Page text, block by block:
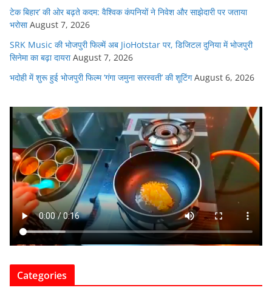
टेक बिहार’ की ओर बढ़ते कदम: वैश्विक कंपनियों ने निवेश और साझेदारी पर जताया
भरोसा August 7, 2026
SRK Music की भोजपुरी फिल्में अब JioHotstar पर, डिजिटल दुनिया में भोजपुरी
सिनेमा का बढ़ा दायरा August 7, 2026
भदोही में शुरू हुई भोजपुरी फिल्म ‘गंगा जमुना सरस्वती’ की शूटिंग August 6, 2026
Categories